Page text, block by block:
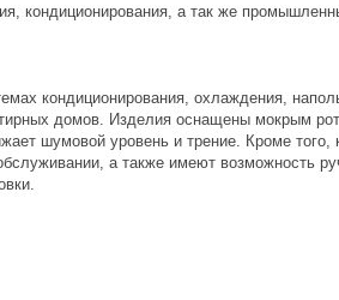
кондиционирования, а так же
кондиционирования, охлаждения,
домов. Изделия оснащены мокрым
шумовой уровень и трение. Кроме того,
а также имеют возможность